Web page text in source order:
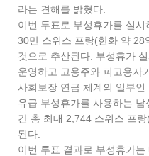
라는 견해를 밝혔다.
이번 투표로 부성휴가를 실
30만 스위스 프랑(한화 약
것으로 추산된다. 부성휴가
운영하고 고용주와 피고용자
사회보장 연금 체계의 일부인
유급 부성휴가를 사용하는
간 총 최대 2,744 스위스 프
된다.
이번 투표 결과로 부성휴가